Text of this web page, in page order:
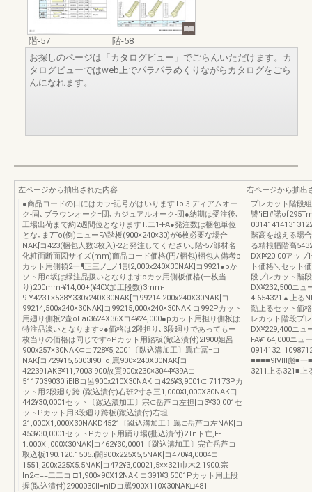
階-57
階-58
お探しのページは「カタログビュー」でごらんいただけます。カ
タログビューではweb上でパラパラめくりながらカタログをごら
んになれます。
左ページから抽出された内容
●商品コードの口にはカラ-記号がはいりますToミディアムオー
ク-固､ブラウンオーク=団､カジュアルオーク-団●納期は受注後､
工場出荷まで約2週間位となりますT.二1-FA●発注数は梱包単位
とな｡ま7To(例)ニューFA踏板(900×240×30)が6枚必要な場合
NAK[コ423(梱包人数3枚入)-2と発注してください｡階-57部材名
化粧面断面図サイズ(mm)商品コード価格(円/梱包)梱包人備考p
カット用側頓2一¶正三ノ_ノ1割2,000x240X30NAK[コ9921●pか
ソト用d坂は緑注品扱いとなりますoカッ用側板価格(一枚当
り)200mm-¥14,00+(¥40X加工段数)3rnrn-
9.Y423+×538Y330x240X30NAK[コ99214.200x240X30NAK[コ
99214,500x240×30NAK[コ99215,000x240×30NAK[コ992Pカット
用廻り側板2壷oEai3624X36Xコ4¥24,000●pカット用担り側板は
特注品淡いとなります○●価格は2段担り､3段廻りであってもー
枚当りの価格は同じです○Pカット用踏板(敵込漬付)2l900姐呂
900x257×30NAK⊂コ728¥5,2001〔臥込溝加工〕罵亡冨=コ
NAK[コ729¥15,6003l90iio,罵900×240X30NAK[コ
422391AK3¥11,7003i900故買900x230×3044¥39Aコ
5117039030iiElBコ呂900x210X30NAK[コ426¥3,9001⊂]71173Pカ
ット用2段廻り跨'(蹴込漬付)右班2寸さ三1,000Xl,000X30NAK口
442¥30,0001セット〔蹴込漬加工〕宗⊂岳芦コ左担[コ3¥30,001セ
ットPカット用3段廻り跨板(蹴込漬付)右坦
21,000X1,000X30NAKD4521〔蹴込溝加工〕罵⊂岳芦コ左NAK[コ
453¥30,0001セットPカット用踊り場(批込漬付)2Tnト亡,F-
1.000Xl,000X30NAK[コ462¥30,0001〔蹴込溝加工〕完亡岳芦コ
取込板190.120.1505.i闇900x225X5,5NAK[コ470¥4,0004コ
1551,200x225X5.5NAK[コ472¥3,00021,5××321巾木2I1900.宗
ln2⊂==二二コⅠ□1,900×90X12NAK[コ391¥3,5001Pカット用上段
握(臥込漬付)2900030ll=nIDコ罵900X110X30NAK□481
右ページから抽出
プレカット階段
讐'iEl#諾
階高を越える場
る精根幅階高
DXl¥20′00アッ
ト価格＼セット
段プレカット階
DX¥232,500ニュ
4-654321▲上る
勤上るセット価
レカット階段プ
DX¥229,400ニュ
FA¥164,000ニュ
■■■■9IⅧ彪■一
3211上る321■上